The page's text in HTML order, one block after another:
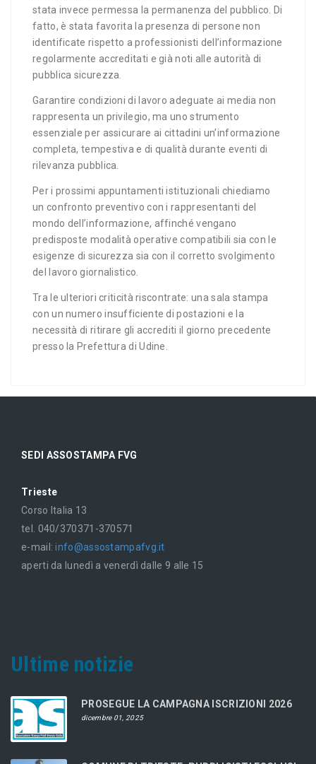
stata invece permessa la permanenza del pubblico. Di
fatto, è stata favorita la presenza di persone non
identificate rispetto a professionisti dell’informazione
regolarmente accreditati e già noti alle autorità di
pubblica sicurezza.
Garantire condizioni di lavoro adeguate ai media non
rappresenta un privilegio, ma uno strumento
essenziale per assicurare ai cittadini un’informazione
completa, tempestiva e di qualità durante eventi di
rilevanza pubblica.
Per i prossimi appuntamenti istituzionali chiediamo
un confronto preventivo con i rappresentanti del
mondo dell’informazione, affinché vengano
predisposte modalità operative compatibili sia con le
esigenze di sicurezza sia con il corretto svolgimento
del lavoro giornalistico.
Tra le ulteriori criticità riscontrate: una sala stampa
con un numero insufficiente di postazioni e la
necessità di ritirare gli accrediti il giorno precedente
presso la Prefettura di Udine.
SEDI ASSOSTAMPA FVG
Trieste
Corso Italia 13
tel. 040/370371-370571
e-mail:info@assostampafvg.it
aperti da lunedì a venerdì dalle 9 alle 15
Ultime notizie
PROSEGUE LA CAMPAGNA ISCRIZIONI 2026
dicembre 01, 2025